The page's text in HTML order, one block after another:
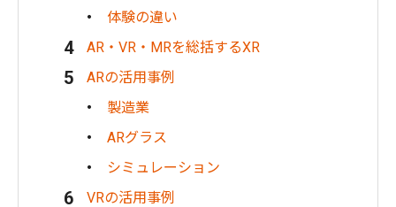
体験の違い
AR・VR・MRを総括するXR
ARの活用事例
製造業
ARグラス
シミュレーション
VRの活用事例